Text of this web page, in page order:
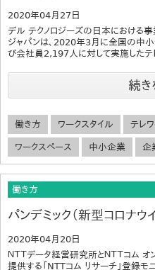
2020年04月27日
デル テクノロジーズの日本における
ジャパンは、2020年3月に全国の中
び会社員2,197人に対して実施したテ
続き
働き方 ワークスタイル テレ
ワークスペース 中小企業 企
働き方
パンデミック（新型コロナ
2020年04月20日
ＮＴＴデータ経営研究所とＮＴＴコム オ
提供する「NTTコム リサーチ」登録